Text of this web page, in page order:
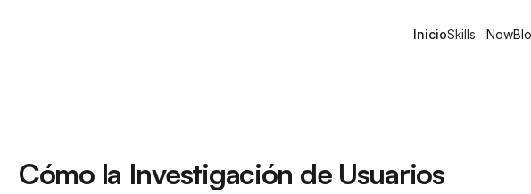
InicioSkills Now
Cómo la Investigación de Usuarios